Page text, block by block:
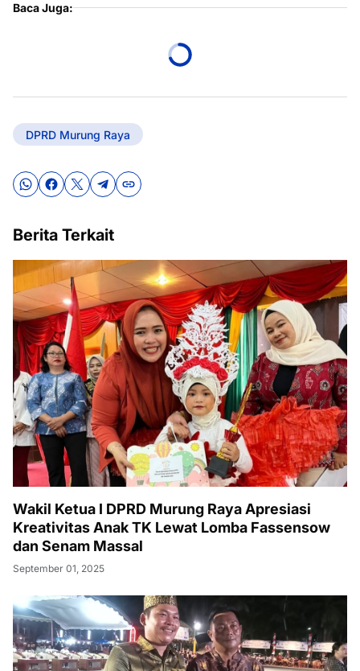
Baca Juga:
DPRD Murung Raya
Berita Terkait
Wakil Ketua I DPRD Murung Raya Apresiasi
Kreativitas Anak TK Lewat Lomba Fassensow
dan Senam Massal
September 01, 2025